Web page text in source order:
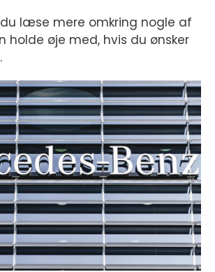
læse mere omkring nogle af
holde øje med, hvis du ønsker